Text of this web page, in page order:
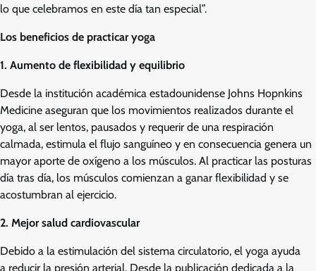
lo que celebramos en este día tan especial”.
Los beneficios de practicar yoga
1. Aumento de flexibilidad y equilibrio
Desde la institución académica estadounidense Johns Hopnkins
Medicine aseguran que los movimientos realizados durante el
yoga, al ser lentos, pausados y requerir de una respiración
calmada, estimula el flujo sanguíneo y en consecuencia genera un
mayor aporte de oxígeno a los músculos. Al practicar las posturas
día tras día, los músculos comienzan a ganar flexibilidad y se
acostumbran al ejercicio.
2. Mejor salud cardiovascular
Debido a la estimulación del sistema circulatorio, el yoga ayuda
a reducir la presión arterial. Desde la publicación dedicada a la